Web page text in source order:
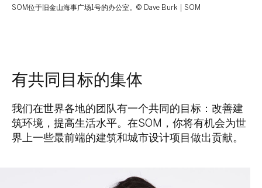
SOM位于旧金山海事广场1号的办公室。© Dave Burk | SOM
有共同目标的集体
我们在世界各地的团队有一个共同的目标：改善建
筑环境，提高生活水平。在SOM，你将有机会为世
界上一些最前端的建筑和城市设计项目做出贡献。